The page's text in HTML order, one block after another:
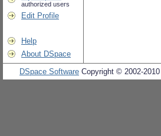
authorized users
Edit Profile
Help
About DSpace
DSpace Software Copyright © 2002-2010